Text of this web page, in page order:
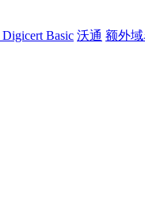
Digicert Basic 沃通 额外